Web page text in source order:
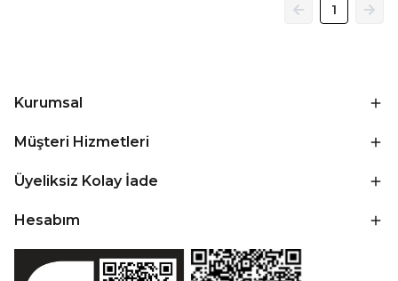
1
Kurumsal
Müşteri Hizmetleri
Üyeliksiz Kolay İade
Hesabım